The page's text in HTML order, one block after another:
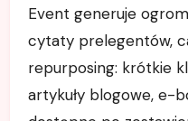
Event generuje
cytaty prelegentów,
repurposing: krótkie
artykuły blogowe, e-